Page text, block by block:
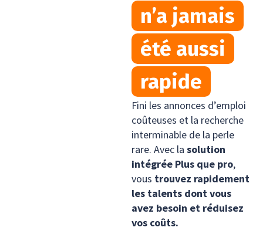
n’a jamais
été aussi
rapide
Fini les annonces d’emploi
coûteuses et la recherche
interminable de la perle
rare. Avec la solution
intégrée Plus que pro,
vous trouvez rapidement
les talents dont vous
avez besoin et réduisez
vos coûts.